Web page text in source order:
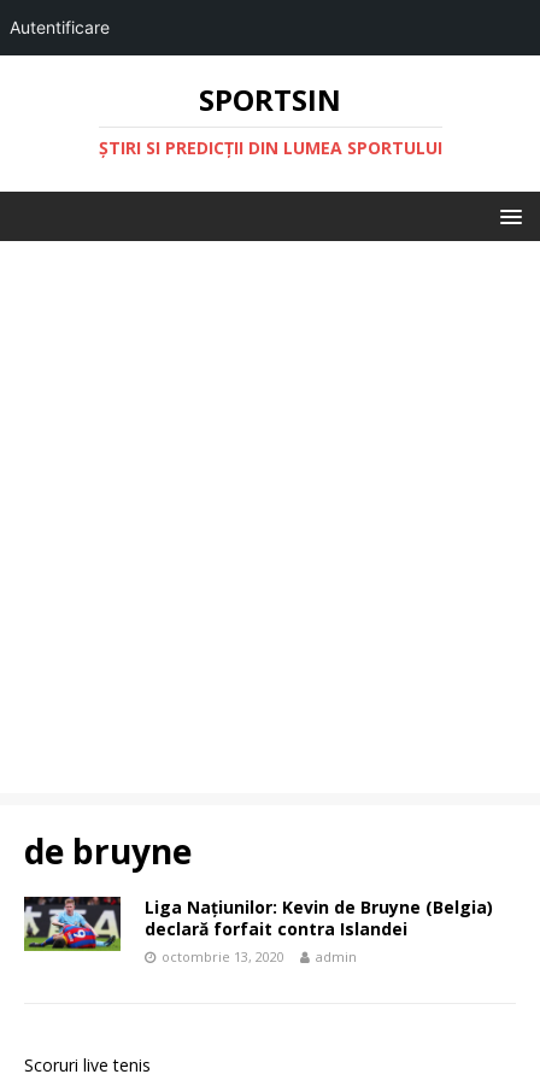
Autentificare
SPORTSIN
ŞTIRI SI PREDICŢII DIN LUMEA SPORTULUI
de bruyne
Liga Națiunilor: Kevin de Bruyne (Belgia)
declară forfait contra Islandei
octombrie 13, 2020 admin
Scoruri live tenis